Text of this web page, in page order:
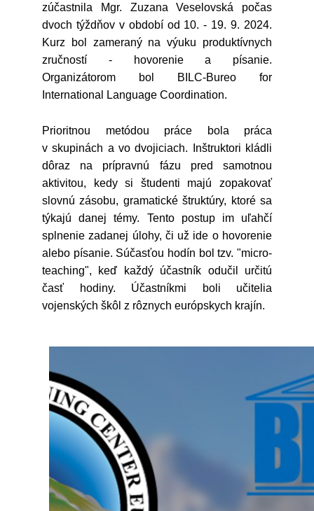
zúčastnila Mgr. Zuzana Veselovská počas
dvoch týždňov v období od 10. - 19. 9. 2024.
Kurz bol zameraný na výuku produktívnych
zručností - hovorenie a písanie.
Organizátorom bol BILC-Bureo for
International Language Coordination.
Prioritnou metódou práce bola práca
v skupinách a vo dvojiciach. Inštruktori kládli
dôraz na prípravnú fázu pred samotnou
aktivitou, kedy si študenti majú zopakovať
slovnú zásobu, gramatické štruktúry, ktoré sa
týkajú danej témy. Tento postup im uľahčí
splnenie zadanej úlohy, či už ide o hovorenie
alebo písanie. Súčasťou hodín bol tzv. "micro-
teaching", keď každý účastník odučil určitú
časť hodiny. Účastníkmi boli učitelia
vojenských škôl z rôznych európskych krajín.